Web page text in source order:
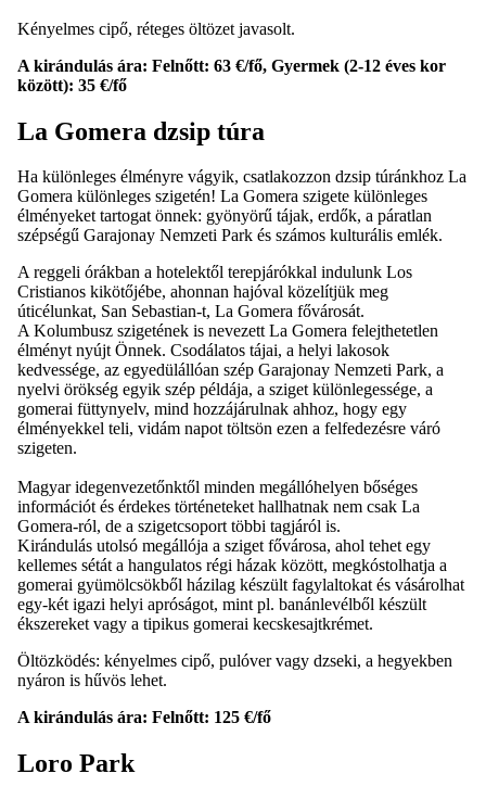
Kényelmes cipő, réteges öltözet javasolt.
A kirándulás ára: Felnőtt: 63 €/fő, Gyermek (2-12 éves kor
között): 35 €/fő
La Gomera dzsip túra
Ha különleges élményre vágyik, csatlakozzon dzsip túránkhoz La
Gomera különleges szigetén! La Gomera szigete különleges
élményeket tartogat önnek: gyönyörű tájak, erdők, a páratlan
szépségű Garajonay Nemzeti Park és számos kulturális emlék.
A reggeli órákban a hotelektől terepjárókkal indulunk Los
Cristianos kikötőjébe, ahonnan hajóval közelítjük meg
úticélunkat, San Sebastian-t, La Gomera fővárosát.
A Kolumbusz szigetének is nevezett La Gomera felejthetetlen
élményt nyújt Önnek. Csodálatos tájai, a helyi lakosok
kedvessége, az egyedülállóan szép Garajonay Nemzeti Park, a
nyelvi örökség egyik szép példája, a sziget különlegessége, a
gomerai füttynyelv, mind hozzájárulnak ahhoz, hogy egy
élményekkel teli, vidám napot töltsön ezen a felfedezésre váró
szigeten.
Magyar idegenvezetőnktől minden megállóhelyen bőséges
információt és érdekes történeteket hallhatnak nem csak La
Gomera-ról, de a szigetcsoport többi tagjáról is.
Kirándulás utolsó megállója a sziget fővárosa, ahol tehet egy
kellemes sétát a hangulatos régi házak között, megkóstolhatja a
gomerai gyümölcsökből házilag készült fagylaltokat és vásárolhat
egy-két igazi helyi apróságot, mint pl. banánlevélből készült
ékszereket vagy a tipikus gomerai kecskesajtkrémet.
Öltözködés: kényelmes cipő, pulóver vagy dzseki, a hegyekben
nyáron is hűvös lehet.
A kirándulás ára: Felnőtt: 125 €/fő
Loro Park